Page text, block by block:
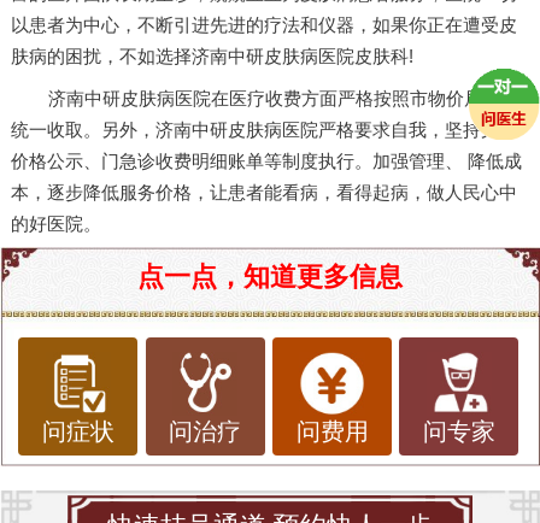
以患者为中心，不断引进先进的疗法和仪器，如果你正在遭受皮
肤病的困扰，不如选择济南中研皮肤病医院皮肤科!
济南中研皮肤病医院在医疗收费方面严格按照市物价局进行
统一收取。另外，济南中研皮肤病医院严格要求自我，坚持完善
价格公示、门急诊收费明细账单等制度执行。加强管理、 降低成
本，逐步降低服务价格，让患者能看病，看得起病，做人民心中
的好医院。
点一点，知道更多信息
问症状 问治疗 问费用 问专家